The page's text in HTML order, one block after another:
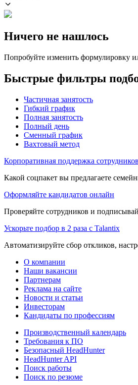
Ничего не нашлось
Попробуйте изменить формулировку
Быстрые фильтры
Частичная занятость
Гибкий график
Полная занятость
Полный день
Сменный график
Вахтовый метод
Корпоративная поддержка сотрудников
Какой соцпакет вы предлагаете
Оформляйте кандидатов онлайн
Проверяйте сотрудников и
Ускорьте подбор в 2 раза с Talantix
Автоматизируйте сбор откликов,
О компании
Наши вакансии
Партнерам
Реклама на сайте
Новости и статьи
Инвесторам
Кандидаты по профессиям
Производственный календарь
Требования к ПО
Безопасный HeadHunter
HeadHunter API
Поиск работы
Поиск по резюме